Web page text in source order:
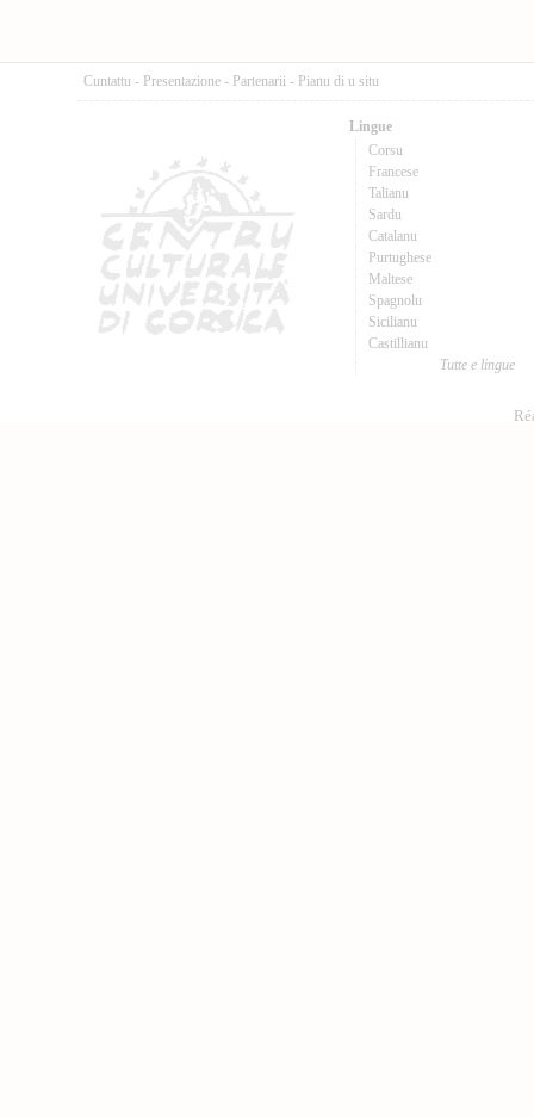
Cuntattu - Presentazione - Partenarii - Pianu di u situ
Lingue
Corsu
Francese
Talianu
Sardu
Catalanu
Purtughese
Maltese
Spagnolu
Sicilianu
Castillianu
Tutte e lingue